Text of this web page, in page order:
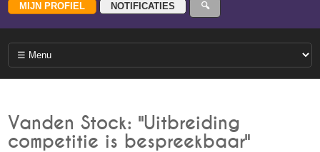
Vanden Stock: "Uitbreiding
competitie is bespreekbaar"